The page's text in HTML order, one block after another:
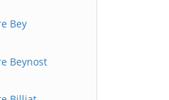
Bey
Beynost